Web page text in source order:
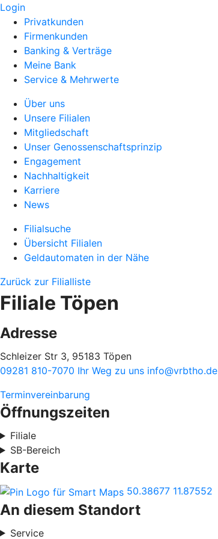
Login
Privatkunden
Firmenkunden
Banking & Verträge
Meine Bank
Service & Mehrwerte
Über uns
Unsere Filialen
Mitgliedschaft
Unser Genossenschaftsprinzip
Engagement
Nachhaltigkeit
Karriere
News
Filialsuche
Übersicht Filialen
Geldautomaten in der Nähe
Zurück zur Filialliste
Filiale Töpen
Adresse
Schleizer Str 3, 95183 Töpen
09281 810-7070 Ihr Weg zu uns info@vrbtho.de
Terminvereinbarung
Öffnungszeiten
Filiale
SB-Bereich
Karte
50.38677 11.87552
An diesem Standort
Service